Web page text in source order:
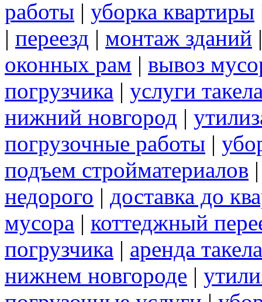
работы | уборка квартиры
| переезд | монтаж зданий
оконных рам | вывоз
погрузчика | услуги
нижний новгород |
погрузочные работы |
подъем стройматериалов
недорого | доставка до
мусора | коттеджный
погрузчика | аренда
нижнем новгороде |